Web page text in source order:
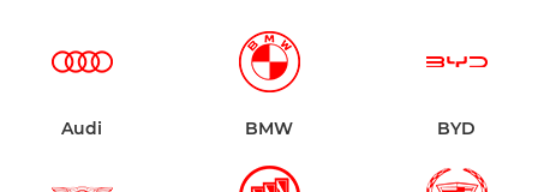
Audi BMW BYD